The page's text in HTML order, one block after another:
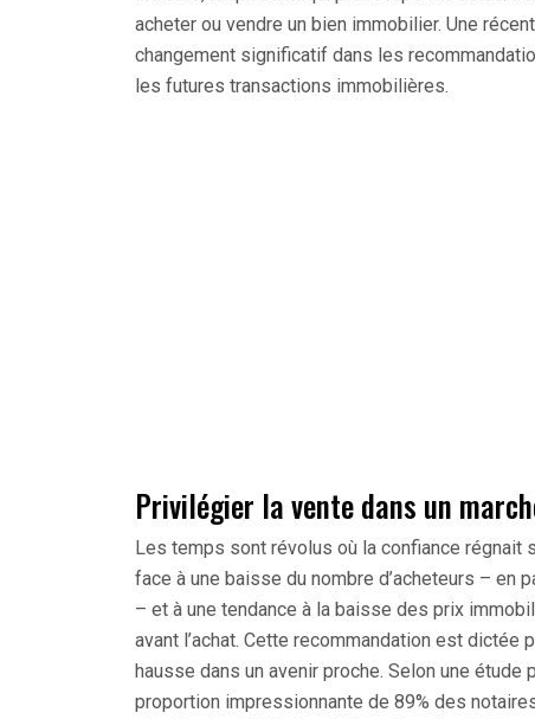
acheter ou vendre un bien immobilier. Une
changement significatif dans les
les futures transactions immobilières.
Privilégier la vente dans un
Les temps sont révolus où la confiance régnait
face à une baisse du nombre d’acheteurs – en
– et à une tendance à la baisse des prix
avant l’achat. Cette recommandation est
hausse dans un avenir proche. Selon une
proportion impressionnante de 89% des